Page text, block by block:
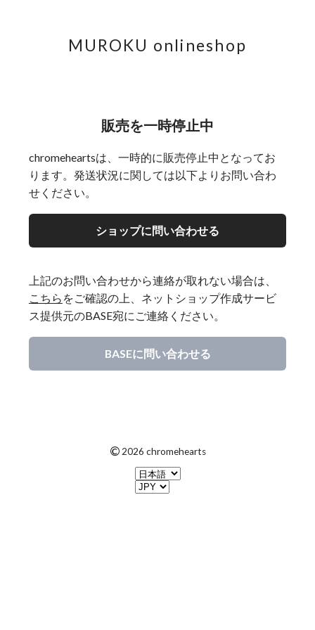
MUROKU onlineshop
販売を一時停止中
chromeheartsは、一時的に販売停止中となってお
ります。発送状況に関しては以下よりお問い合わ
せください。
ショップに問い合わせる
上記のお問い合わせから連絡が取れない場合は、
こちら をご確認の上、ネットショップ作成サービ
ス提供元のBASE宛にご連絡ください。
BASEに問い合わせる
© 2026 chromehearts